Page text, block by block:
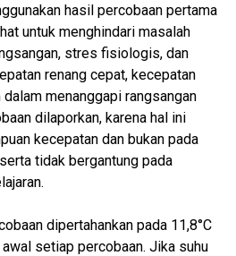
hasil percobaan pertama
untuk menghindari masalah
stres fisiologis, dan
renang cepat, kecepatan
menanggapi rangsangan
dilaporkan, karena hal ini
kecepatan dan bukan pada
tidak bergantung pada
dipertahankan pada 11,8°C
setiap percobaan. Jika suhu